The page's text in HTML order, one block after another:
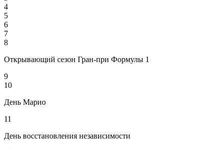
4
5
6
7
8
Открывающий сезон Гран-при Формулы 1
9
10
День Марио
11
День восстановления независимости